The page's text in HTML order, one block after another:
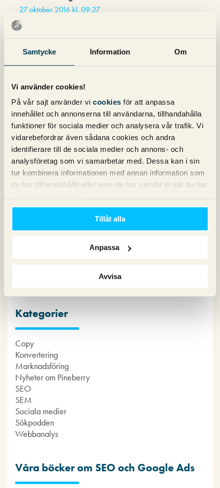
Samtycke Information Om
Vi använder cookies!
På vår sajt använder vi cookies för att anpassa
innehållet och annonserna till användarna, tillhandahålla
funktioner för sociala medier och analysera vår trafik. Vi
vidarebefordrar även sådana cookies och andra
identifierare till de sociala medier och annons- och
analysföretag som vi samarbetar med. Dessa kan i sin
tur kombinera informationen med annan information som
du har tillhandahållit eller som de har samlat in när du har
Tillåt alla
Anpassa
Avvisa
27 oktober 2016 kl. 09:27
Hej Ville
inte samma förändring efter 4:e annonsen som ni ser. Vi
tittar dock över alla våra kunder och sökord vilket såklart
på, kan såklart förändringen vara stor. Kanske speciellt i
ett så konkurrensutsatt segment som ert?
Kommentarsfältet är stängt.
Nyhetsbrev
Prenumerera på vårt nyhetsbrev för det
senaste inom SEO, Google Ads och sociala
Kategorier
Copy
Konvertering
Marknadsföring
Nyheter om Pineberry
SEO
SEM
Sociala medier
Sökpodden
Webbanalys
Våra böcker om SEO och Google Ads